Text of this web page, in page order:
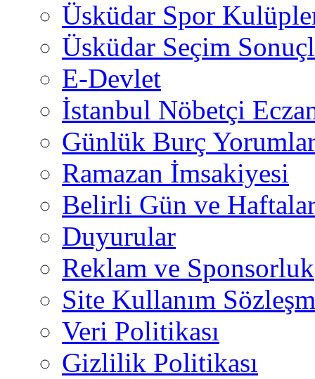
Üsküdar Spor
Üsküdar Seçim
E-Devlet
İstanbul Nöbetçi
Günlük Burç
Ramazan İmsakiyesi
Belirli Gün ve
Duyurular
Reklam ve Sponsorluk
Site Kullanım
Veri Politikası
Gizlilik Politikası